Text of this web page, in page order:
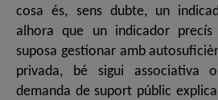
cosa és, sens dubte, un
alhora que un indicador
suposa gestionar amb
privada, bé sigui associativa
demanda de suport públic